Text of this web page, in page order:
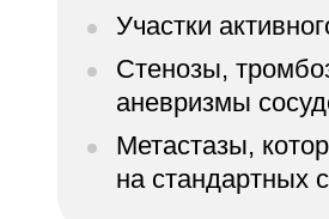
Участки
Стенозы,
аневризмы
Метастазы,
на стандартных